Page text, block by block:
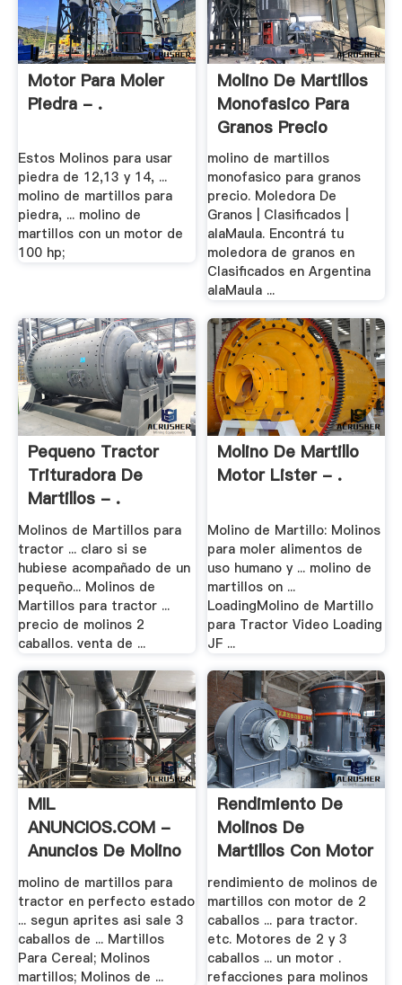
Motor Para Moler
Piedra - .
Estos Molinos para usar
piedra de 12,13 y 14, ...
molino de martillos para
piedra, ... molino de
martillos con un motor de
100 hp;
Molino De Martillos
Monofasico Para
Granos Precio
molino de martillos
monofasico para granos
precio. Moledora De
Granos | Clasificados |
alaMaula. Encontrá tu
moledora de granos en
Clasificados en Argentina
alaMaula ...
Pequeno Tractor
Trituradora De
Martillos - .
Molinos de Martillos para
tractor ... claro si se
hubiese acompañado de un
pequeño... Molinos de
Martillos para tractor ...
precio de molinos 2
caballos. venta de ...
Molino De Martillo
Motor Lister - .
Molino de Martillo: Molinos
para moler alimentos de
uso humano y ... molino de
martillos on ...
LoadingMolino de Martillo
para Tractor Video Loading
JF ...
MIL
ANUNCIOS.COM -
Anuncios De Molino
.
molino de martillos para
tractor en perfecto estado
... segun aprites asi sale 3
caballos de ... Martillos
Para Cereal; Molinos
martillos; Molinos de ...
Rendimiento De
Molinos De
Martillos Con Motor
.
rendimiento de molinos de
martillos con motor de 2
caballos ... para tractor.
etc. Motores de 2 y 3
caballos ... un motor .
refacciones para molinos